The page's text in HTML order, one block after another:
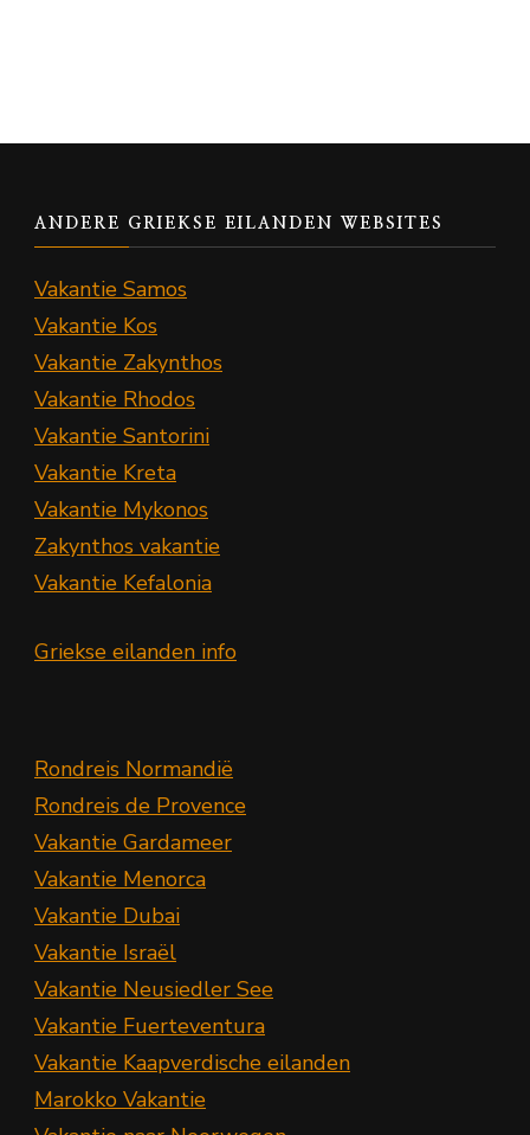
ANDERE GRIEKSE EILANDEN WEBSITES
Vakantie Samos
Vakantie Kos
Vakantie Zakynthos
Vakantie Rhodos
Vakantie Santorini
Vakantie Kreta
Vakantie Mykonos
Zakynthos vakantie
Vakantie Kefalonia
Griekse eilanden info
Rondreis Normandië
Rondreis de Provence
Vakantie Gardameer
Vakantie Menorca
Vakantie Dubai
Vakantie Israël
Vakantie Neusiedler See
Vakantie Fuerteventura
Vakantie Kaapverdische eilanden
Marokko Vakantie